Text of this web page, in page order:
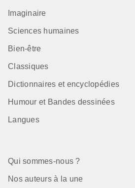
Imaginaire
Sciences humaines
Bien-être
Classiques
Dictionnaires et encyclopédies
Humour et Bandes dessinées
Langues
Qui sommes-nous ?
Nos auteurs à la une